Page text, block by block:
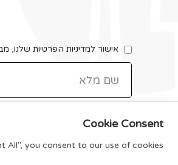
אישור למדיניות הפרטיות
Cookie Consent
All", you consent to our use of cookies.